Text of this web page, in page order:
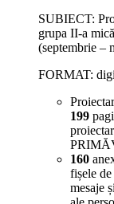
SUBIECT:
grupa II-a
(septembrie –
FORMAT:
199
160
fișele
mesaje